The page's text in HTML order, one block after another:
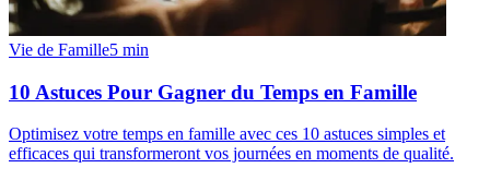
Vie de Famille5 min
10 Astuces Pour Gagner du Temps en Famille
Optimisez votre temps en famille avec ces 10 astuces simples et
efficaces qui transformeront vos journées en moments de qualité.